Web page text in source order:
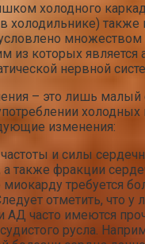
холодного
холодильнике)
из которых является
нервной
– это лишь малый
холодных
изменения:
и силы
также фракции
миокарду требуется
отметить, что у
АД часто имеются
русла.